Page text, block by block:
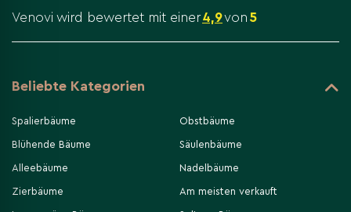
Venovi wird bewertet mit einer4,9von 5
Beliebte Kategorien
Spalierbäume
Blühende Bäume
Alleebäume
Zierbäume
Obstbäume
Säulenbäume
Nadelbäume
Am meisten verkauft